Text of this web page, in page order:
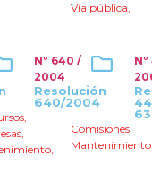
Vía pública,
Nº 640 /
2004
Resolución
640/2004
,
,
,
Comisiones,
Mantenimiento